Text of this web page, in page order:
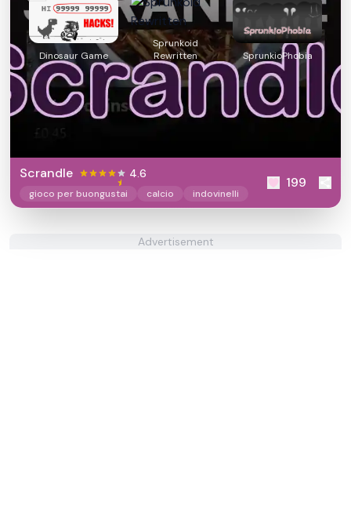
Dinosaur Game
Sprunkoid
Rewritten
SprunkioPhobia
Scrandle 4.6
gioco per buongustai calcio indovinelli
199
Advertisement